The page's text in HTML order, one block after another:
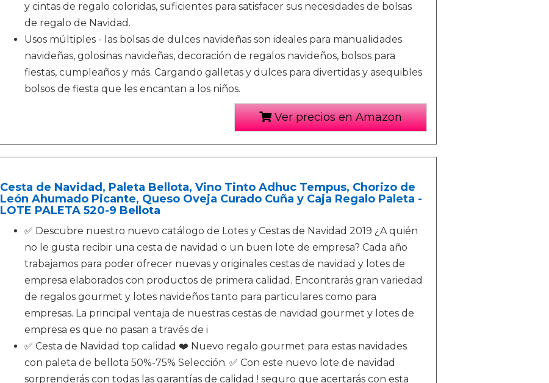
y cintas de regalo coloridas, suficientes para satisfacer sus necesidades de bolsas
de regalo de Navidad.
Usos múltiples - las bolsas de dulces navideñas son ideales para manualidades
navideñas, golosinas navideñas, decoración de regalos navideños, bolsos para
fiestas, cumpleaños y más. Cargando galletas y dulces para divertidas y asequibles
bolsos de fiesta que les encantan a los niños.
Ver precios en Amazon
Cesta de Navidad, Paleta Bellota, Vino Tinto Adhuc Tempus, Chorizo de
León Ahumado Picante, Queso Oveja Curado Cuña y Caja Regalo Paleta -
LOTE PALETA 520-9 Bellota
✅ Descubre nuestro nuevo catálogo de Lotes y Cestas de Navidad 2019 ¿A quién
no le gusta recibir una cesta de navidad o un buen lote de empresa? Cada año
trabajamos para poder ofrecer nuevas y originales cestas de navidad y lotes de
empresa elaborados con productos de primera calidad. Encontrarás gran variedad
de regalos gourmet y lotes navideños tanto para particulares como para
empresas. La principal ventaja de nuestras cestas de navidad gourmet y lotes de
empresa es que no pasan a través de i
✅ Cesta de Navidad top calidad ❤️ Nuevo regalo gourmet para estas navidades
con paleta de bellota 50%-75% Selección. ✅ Con este nuevo lote de navidad
sorprenderás con todas las garantías de calidad ! seguro que acertarás con esta